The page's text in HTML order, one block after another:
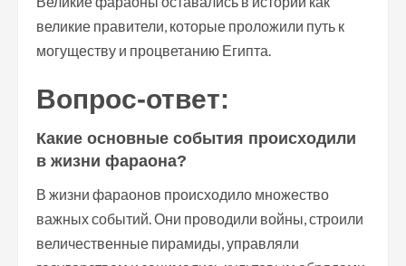
великие правители, которые проложили путь к
могуществу и процветанию Египта.
Вопрос-ответ:
Какие основные события происходили
в жизни фараона?
В жизни фараонов происходило множество
важных событий. Они проводили войны, строили
величественные пирамиды, управляли